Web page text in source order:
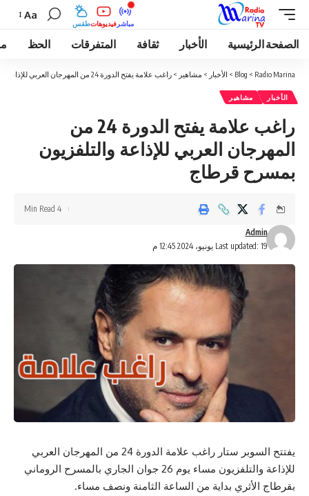
طقسفيديوهات مباشر
Aa
الصفحة الرئيسية الأخبار ثقافة المتفرقات الحظ
Radio Marina
>
Blog
> الأخبار > مشاهير > راغب علامة يفتح الدورة 24 من المهرجان العربي للإذاعة والتلفزيون بمسرح قرطاج
الأخبار مشاهير
راغب علامة يفتح الدورة 24 من
المهرجان العربي للإذاعة والتلفزيون
بمسرح قرطاج
Last updated: 19 يونيو، 2024 12:45 م
Admin
4 Min Read
يفتتح السوبر ستار راغب علامة الدورة 24 من المهرجان العربي
للإذاعة والتلفزيون مساء يوم 26 جوان الجاري بالمسرح الروماني
بقرطاج الأثري بداية من الساعة الثامنة ونصف مساء.